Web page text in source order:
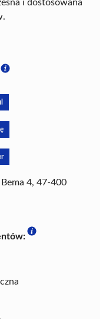
i dostosowana
Bema 4, 47-400